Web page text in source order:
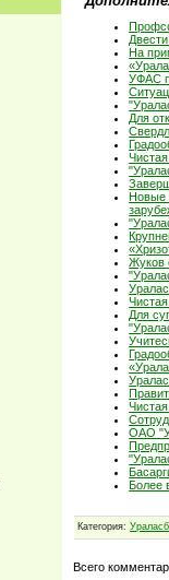
На
УФАС
Для
Новые
Жуков
Для
ОАО
Более
Категория:
Всего